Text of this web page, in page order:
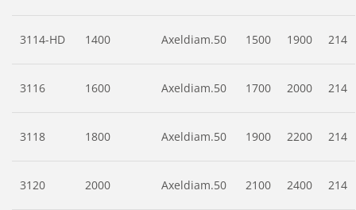
3114-HD 1400 Axeldiam.50 1500 1900 214
3116 1600 Axeldiam.50 1700 2000 214
3118 1800 Axeldiam.50 1900 2200 214
3120 2000 Axeldiam.50 2100 2400 214